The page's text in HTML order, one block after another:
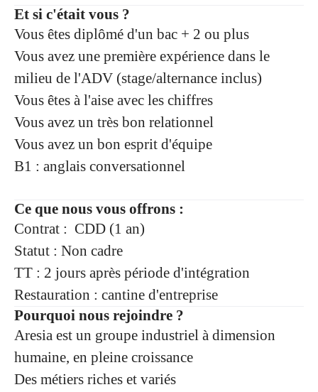
Et si c'était vous ?
Vous êtes diplômé d'un bac + 2 ou plus
Vous avez une première expérience dans le
milieu de l'ADV (stage/alternance inclus)
Vous êtes à l'aise avec les chiffres
Vous avez un très bon relationnel
Vous avez un bon esprit d'équipe
B1 : anglais conversationnel
Ce que nous vous offrons :
Contrat : CDD (1 an)
Statut : Non cadre
TT : 2 jours après période d'intégration
Restauration : cantine d'entreprise
Pourquoi nous rejoindre ?
Aresia est un groupe industriel à dimension
humaine, en pleine croissance
Des métiers riches et variés